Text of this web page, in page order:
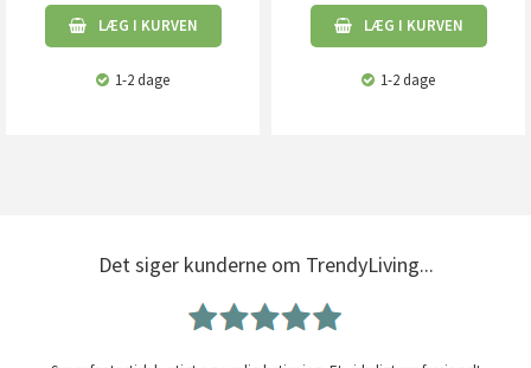
LÆG I KURVEN
1-2 dage
LÆG I KURVEN
1-2 dage
Det siger kunderne om TrendyLiving...